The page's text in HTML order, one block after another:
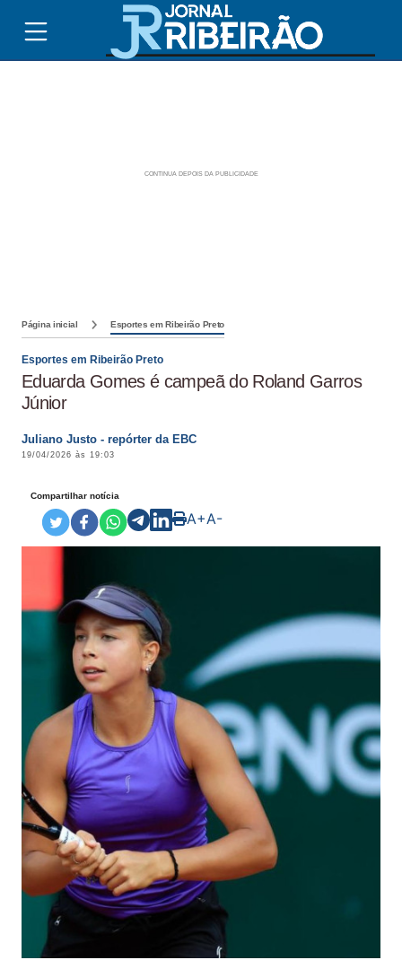
Página inicial Esportes em Ribeirão Preto
Esportes em Ribeirão Preto
Eduarda Gomes é campeã do Roland Garros
Júnior
Juliano Justo - repórter da EBC
19/04/2026 às 19:03
Compartilhar notícia
A+A-